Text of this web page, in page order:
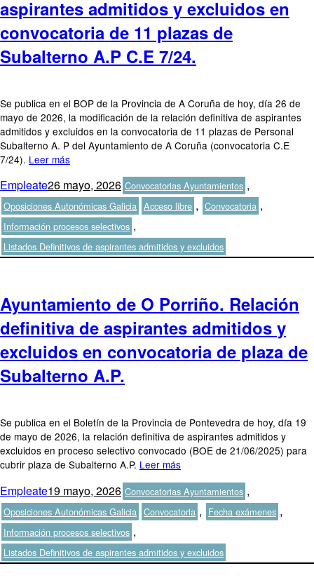
aspirantes admitidos y excluidos en
convocatoria de 11 plazas de
Subalterno A.P C.E 7/24.
Se publica en el BOP de la Provincia de A Coruña de hoy, día 26 de
mayo de 2026, la modificación de la relación definitiva de aspirantes
admitidos y excluidos en la convocatoria de 11 plazas de Personal
Subalterno A. P del Ayuntamiento de A Coruña (convocatoria C.E
7/24). Leer más
Autor
EmpleatePublicado
el
26 mayo, 2026Categorías
Convocatorias Ayuntamientos ,
Oposiciones Autonómicas Galicia Etiquetas
Acceso libre , Convocatoria ,
Información procesos selectivos ,
Listados Definitivos de aspirantes admitidos y excluidos
Ayuntamiento de O Porriño. Relación
definitiva de aspirantes admitidos y
excluidos en convocatoria de plaza de
Subalterno A.P.
Se publica en el Boletín de la Provincia de Pontevedra de hoy, día 19
de mayo de 2026, la relación definitiva de aspirantes admitidos y
excluidos en proceso selectivo convocado (BOE de 21/06/2025) para
cubrir plaza de Subalterno A.P. Leer más
Autor
EmpleatePublicado
el
19 mayo, 2026Categorías
Convocatorias Ayuntamientos ,
Oposiciones Autonómicas Galicia Etiquetas
Convocatoria , Fecha exámenes ,
Información procesos selectivos ,
Listados Definitivos de aspirantes admitidos y excluidos